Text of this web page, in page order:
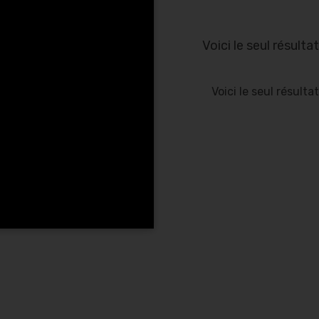
Voici le seul résultat
Voici le seul résultat